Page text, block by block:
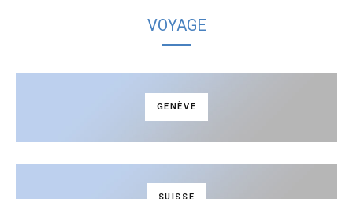
VOYAGE
GENÈVE